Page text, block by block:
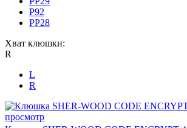
P92
PP28
Хват клюшки:
R
L
R
просмотр